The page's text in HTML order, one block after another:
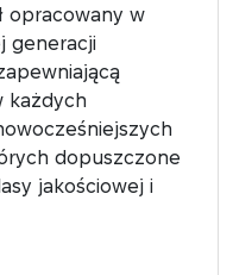
opracowany w
generacji
każdych
dopuszczone
jakościowej i